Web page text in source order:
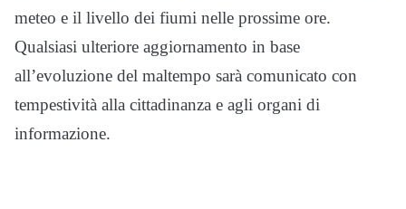
meteo e il livello dei fiumi nelle prossime ore.
Qualsiasi ulteriore aggiornamento in base
all’evoluzione del maltempo sarà comunicato con
tempestività alla cittadinanza e agli organi di
informazione.